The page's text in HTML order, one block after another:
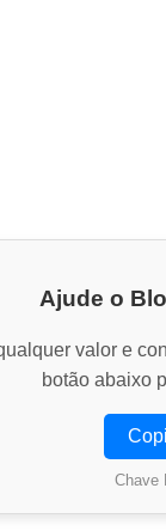
Ajude o
valor e
botão abaixo
Chave